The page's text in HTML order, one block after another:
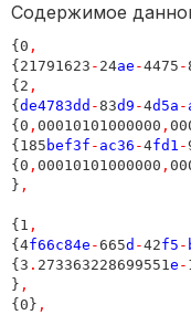
Содержимое
{0 ,
{21791623 - 24ae -4475 -
{2 ,
{ de4783dd -83d9 -4d5a -
{0 , 00010101000000 ,
{185 bef3f - ac36 -4fd1 -
{0 , 00010101000000 ,
} ,
{1 ,
{4f66c84e -665d -42f5 -
{3 . 273363228699551e -
} ,
{0} ,